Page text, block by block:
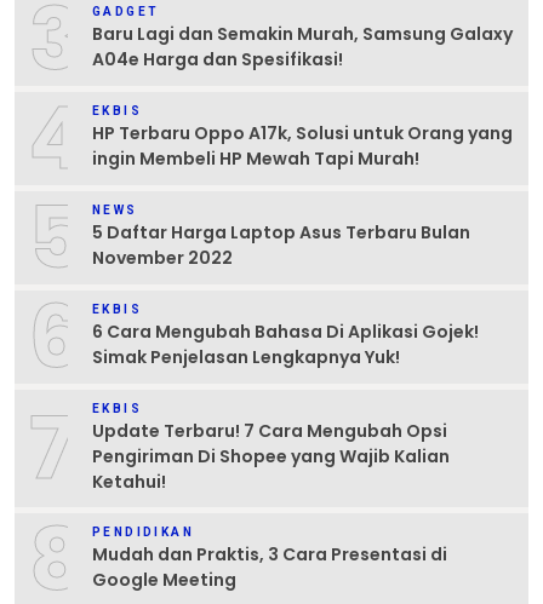
3 GADGET
Baru Lagi dan Semakin Murah, Samsung Galaxy
A04e Harga dan Spesifikasi!
4 EKBIS
HP Terbaru Oppo A17k, Solusi untuk Orang yang
ingin Membeli HP Mewah Tapi Murah!
5 NEWS
5 Daftar Harga Laptop Asus Terbaru Bulan
November 2022
6 EKBIS
6 Cara Mengubah Bahasa Di Aplikasi Gojek!
Simak Penjelasan Lengkapnya Yuk!
7 EKBIS
Update Terbaru! 7 Cara Mengubah Opsi
Pengiriman Di Shopee yang Wajib Kalian
Ketahui!
8 PENDIDIKAN
Mudah dan Praktis, 3 Cara Presentasi di
Google Meeting